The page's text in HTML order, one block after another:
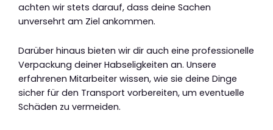
achten wir stets darauf, dass deine Sachen
unversehrt am Ziel ankommen.
Darüber hinaus bieten wir dir auch eine professionelle
Verpackung deiner Habseligkeiten an. Unsere
erfahrenen Mitarbeiter wissen, wie sie deine Dinge
sicher für den Transport vorbereiten, um eventuelle
Schäden zu vermeiden.